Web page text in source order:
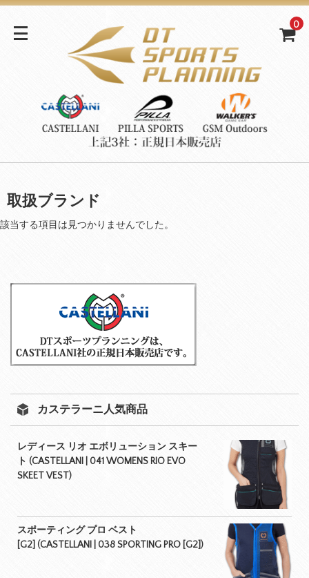
0
取扱ブランド
該当する項目は見つかりませんでした。
カステラーニ人気商品
レディース リオ エボリューション スキー
ト (CASTELLANI | 041 WOMENS RIO EVO
SKEET VEST)
スポーティング プロ ベスト
[G2] (CASTELLANI | 038 SPORTING PRO [G2])